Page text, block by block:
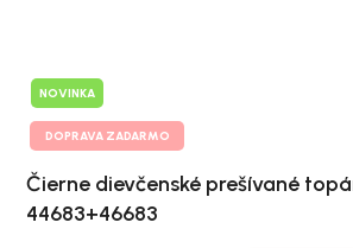
NOVINKA
DOPRAVA ZADARMO
Čierne dievčenské prešívané
44683+46683